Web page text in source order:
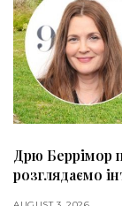
Дрю Беррімор
розглядаємо